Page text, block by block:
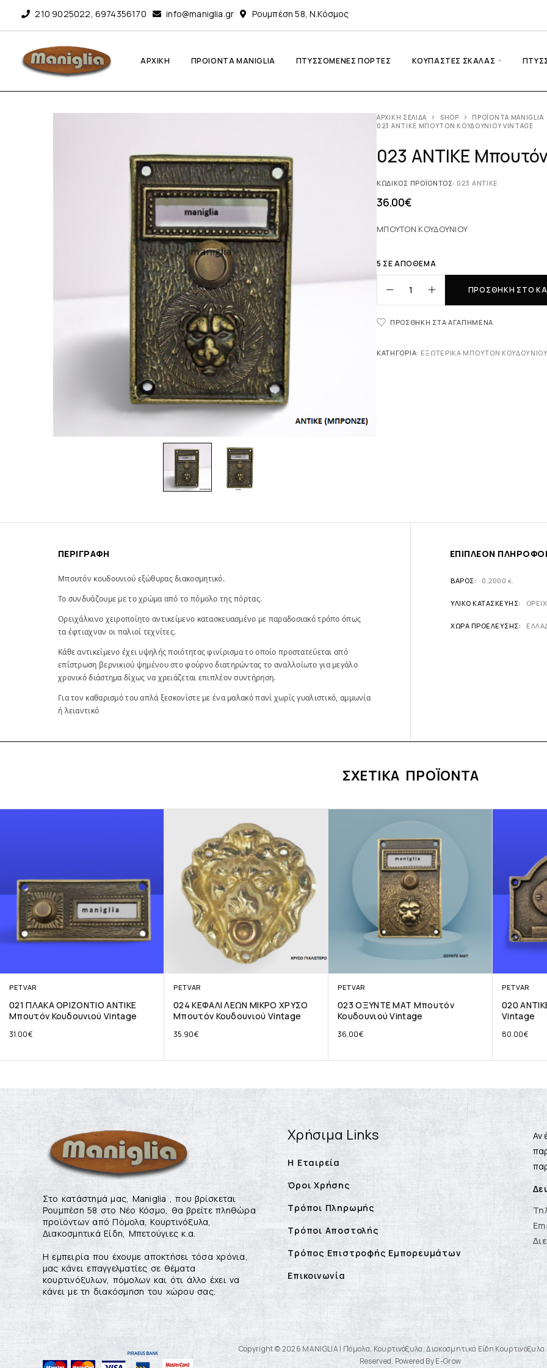
210 9025022, 6974356170 info@maniglia.gr Ρουμπέση 58, Ν.Κόσμος
ΑΡΧΙΚΗ ΠΡΟΙΟΝΤΑ MANIGLIA ΠΤΥΣΣΌΜΕΝΕΣ ΠΌΡΤΕΣ ΚΟΥΠΑΣΤΈΣ ΣΚΆΛΑΣ
ΑΡΧΙΚΉ ΣΕΛΊΔΑ SHOP ΠΡΟΪΌΝΤΑ MANIGLIA
023 ΑΝΤΙΚΕ ΜΠΟΥΤΌΝ ΚΟΥΔΟΥΝΙΟΎ VINTAGE
023 ΑΝΤΙΚΕ
ΚΩΔΙΚΌΣ ΠΡΟΪΌΝΤΟΣ: 023 ΑΝΤΙΚΕ
36.00€
ΜΠΟΥΤΟΝ ΚΟΥΔΟΥΝΙΟΥ
5 ΣΕ ΑΠΌΘΕΜΑ
ΠΡΟΣΘΉΚΗ ΣΤΟ
ΠΡΟΣΘΉΚΗ ΣΤΑ ΑΓΑΠΗΜΈΝΑ
ΚΑΤΗΓΟΡΊΑ: ΕΞΩΤΕΡΙΚΆ ΜΠΟΥΤΌΝ ΚΟΥΔΟΥΝΙΟΎ
ΠΕΡΙΓΡΑΦΉ
Μπουτόν κουδουνιού εξώθυρας διακοσμητικό.
Το συνδυάζουμε με το χρώμα από το πόμολο της πόρτας.
Ορειχάλκινο χειροποίητο αντικείμενο κατασκευασμένο με παραδοσιακό τρόπο όπως
τα έφτιαχναν οι παλιοί τεχνίτες.
Κάθε αντικείμενο έχει υψηλής ποιότητας φινίρισμα το οποίο προστατεύεται από
επίστρωση βερνικιού ψημένου στο φούρνο διατηρώντας το αναλλοίωτο για μεγάλο
χρονικό διάστημα δίχως να χρειάζεται επιπλέον συντήρηση.
Για τον καθαρισμό του απλά ξεσκονίστε με ένα μαλακό πανί χωρίς γυαλιστικό, αμμωνία
ή λειαντικό
ΕΠΙΠΛΈΟΝ
ΒΆΡΟΣ 0.2000 κ.
ΥΛΙΚΌ ΚΑΤΑΣΚΕΥΉΣ
ΧΏΡΑ ΠΡΟΈΛΕΥΣΗΣ
ΣΧΕΤΙΚΆ ΠΡΟΪΌΝΤΑ
PETVAR
021 ΠΛΑΚΑ ΟΡΙΖΟΝΤΙΟ ΑΝΤΙΚΕ
Μπουτόν Κουδουνιού Vintage
31.00€
PETVAR
024 ΚΕΦΑΛΙ ΛΕΩΝ ΜΙΚΡΟ ΧΡΥΣΟ
Μπουτόν Κουδουνιού Vintage
35.90€
PETVAR
023 ΟΞΥΝΤΕ ΜΑΤ Μπουτόν
Κουδουνιού Vintage
36.00€
PETVAR
020
Vintage
80.00€
Στο κατάστημά μας, Maniglia , που βρίσκεται
Ρουμπέση 58 στο Νέο Κόσμο, θα βρείτε πληθώρα
προϊόντων από Πόμολα, Κουρτινόξυλα,
Διακοσμητικά Είδη, Μπετούγιες κ.α.
Η εμπειρία που έχουμε αποκτήσει τόσα χρόνια,
μας κάνει επαγγελματίες σε θέματα
κουρτινόξυλων, πόμολων και ότι άλλο έχει να
κάνει με τη διακόσμηση του χώρου σας.
Χρήσιμα Links
Η Εταιρεία
Όροι Χρήσης
Τρόποι Πληρωμής
Τρόποι Αποστολής
Τρόπος Επιστροφής Εμπορευμάτων
Επικοινωνία
Αν
Copyright © 2026 MANIGLIA | Πόμολα, Κουρτινόξυλα, Διακοσμητικά Είδη
Reserved. Powered By E-Grow